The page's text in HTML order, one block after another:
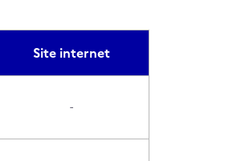
Site internet
-